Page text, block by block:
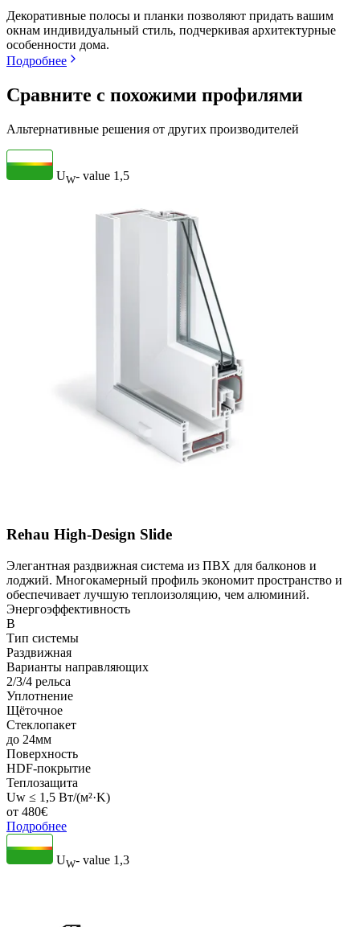
Декоративные полосы и планки позволяют придать вашим
окнам индивидуальный стиль, подчеркивая архитектурные
особенности дома.
Подробнее
Сравните с похожими профилями
Альтернативные решения от других производителей
UW- value 1,5
Rehau High-Design Slide
Элегантная раздвижная система из ПВХ для балконов и
лоджий. Многокамерный профиль экономит пространство и
обеспечивает лучшую теплоизоляцию, чем алюминий.
Энергоэффективность
B
Тип системы
Раздвижная
Варианты направляющих
2/3/4 рельса
Уплотнение
Щёточное
Стеклопакет
до 24мм
Поверхность
HDF-покрытие
Теплозащита
Uw ≤ 1,5 Вт/(м²·K)
от 480€
Подробнее
UW- value 1,3